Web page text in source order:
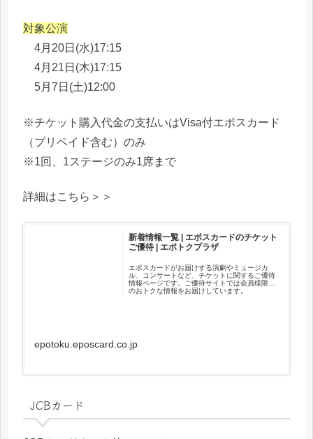
対象公演
4月20日(水)17:15
4月21日(木)17:15
5月7日(土)12:00
※チケット購入代金の支払いはVisa付エポスカード
（プリペイド含む）のみ
※1回、1ステージのみ1席まで
詳細はこちら＞＞
新着情報一覧 | エポスカードのチケット
ご優待 | エポトクプラザ
エポスカードがお届けする演劇やミュージカ
ル、コンサートなど、チケットに関するご優待
情報ページです。ご優待サイトでは会員様限定
のおトクな情報をお届けしています。
epotoku.eposcard.co.jp
JCBカード